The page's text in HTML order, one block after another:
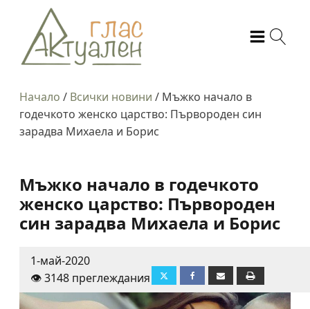
Начало / Всички новини / Мъжко начало в
годечкото женско царство: Първороден син
зарадва Михаела и Борис
Мъжко начало в годечкото
женско царство: Първороден
син зарадва Михаела и Борис
1-май-2020
👁️ 3148 преглеждания